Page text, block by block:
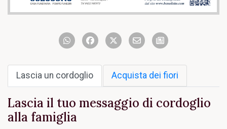
Lascia un cordoglio Acquista dei fiori
Lascia il tuo messaggio di cordoglio
alla famiglia